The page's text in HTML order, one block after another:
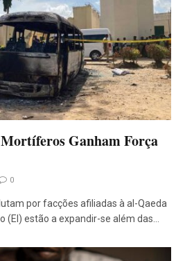
Ganham Força
0
por facções afiliadas à al-Qaeda
(EI) estão a expandir-se além das…